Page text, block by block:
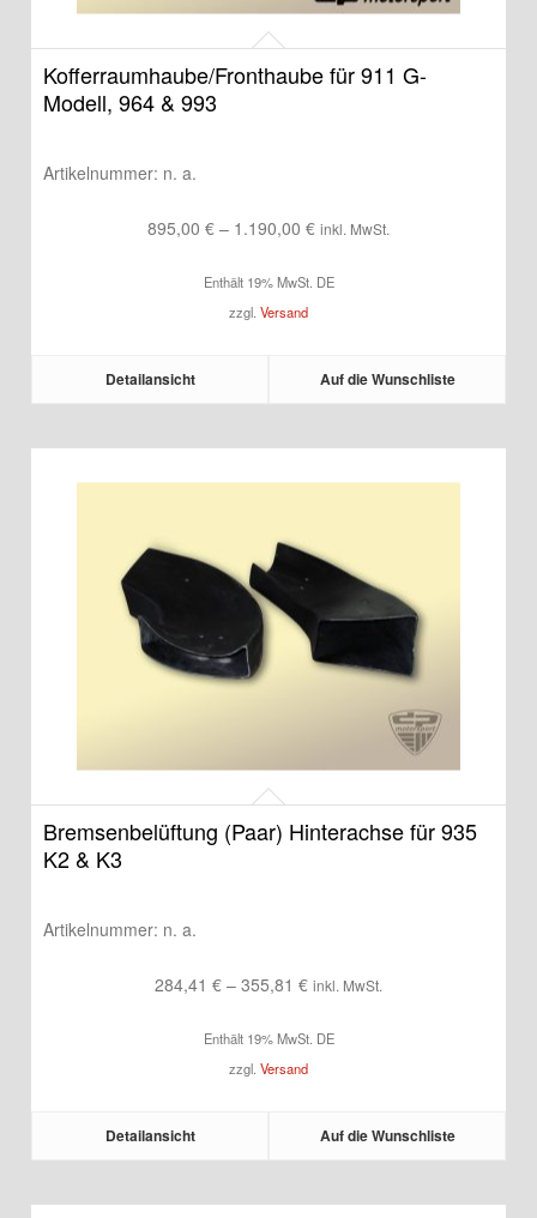
Kofferraumhaube/Fronthaube für 911 G-
Modell, 964 & 993
Artikelnummer: n. a.
895,00 € – 1.190,00 €Preisspanne:
bis
inkl. MwSt.
Enthält 19% MwSt. DE
zzgl. Versand
Detailansicht Auf die Wunschliste
Bremsenbelüftung (Paar) Hinterachse für 935
K2 & K3
Artikelnummer: n. a.
284,41 € – 355,81 €Preisspanne:
bis
355,81 €
inkl. MwSt.
Enthält 19% MwSt. DE
zzgl. Versand
Detailansicht Auf die Wunschliste